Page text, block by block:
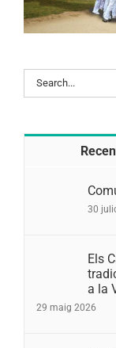
Search
for:
30
Els
a la
29 maig 2026